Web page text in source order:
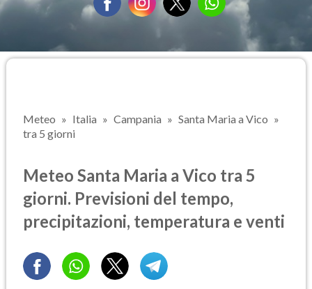
Meteo Italia Campania
Santa Maria a Vico
tra 5 giorni
Meteo Santa Maria a Vico tra 5
giorni. Previsioni del tempo,
precipitazioni, temperatura e venti